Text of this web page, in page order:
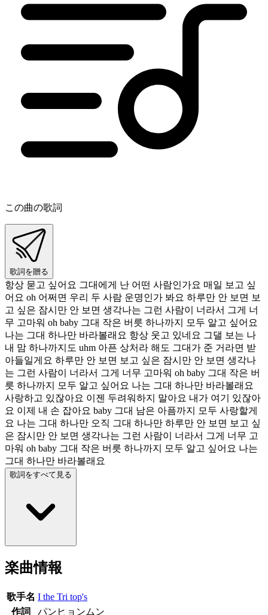
この曲の歌詞
歌詞を贈る
항상 묻고 싶어요 그대에게 난 어떤 사람인가요 매일 보고 싶
어요 oh 어쩌면 우리 두 사람 운명인가 봐요 하루만 안 보면 보
고 싶은 잠시만 안 보면 생각나는 그런 사람이 너라서 그게 너
무 고마워 oh baby 그대 작은 버릇 하나까지 모두 알고 싶어요
나는 그대 하나만 바라볼래요 항상 웃고 있네요 그댈 보는 나
내 맘 하나까지도 uhm 아픈 상처라 해도 그대가 준 거라면 받
아들일게요 하루만 안 보면 보고 싶은 잠시만 안 보면 생각나
는 그런 사람이 너라서 그게 너무 고마워 oh baby 그대 작은 버
릇 하나까지 모두 알고 싶어요 나는 그대 하나만 바라볼래요
사랑하고 있잖아요 이젠 두려워하지 말아요 내가 여기 있잖아
요 이제 내 손 잡아요 baby 그대 남은 아픔까지 모두 사랑할게
요 나는 그대 하나만 오직 그대 하나만 하루만 안 보면 보고 싶
은 잠시만 안 보면 생각나는 그런 사람이 너라서 그게 너무 고
마워 oh baby 그대 작은 버릇 하나까지 모두 알고 싶어요 나는
그대 하나만 바라볼래요
歌詞をすべて見る
楽曲情報
歌手名 I the Tri top's
作詞
パンヒョンムン